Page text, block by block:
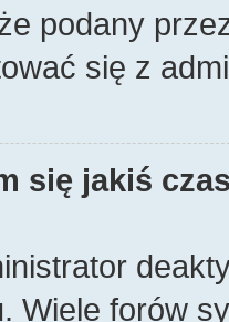
podany
się z
się jakiś
Wiele forów